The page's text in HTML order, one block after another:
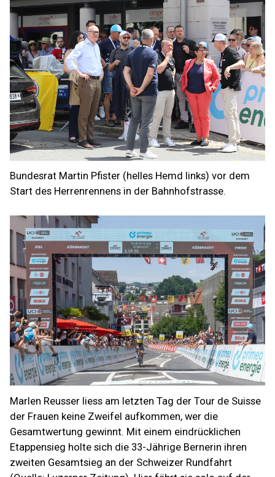
Bundesrat Martin Pfister (helles Hemd links) vor dem
Start des Herrenrennens in der Bahnhofstrasse.
Marlen Reusser liess am letzten Tag der Tour de Suisse
der Frauen keine Zweifel aufkommen, wer die
Gesamtwertung gewinnt. Mit einem eindrücklichen
Etappensieg holte sich die 33-Jährige Bernerin ihren
zweiten Gesamtsieg an der Schweizer Rundfahrt